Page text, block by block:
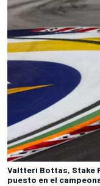
Valtteri Bottas, Stake
puesto en el